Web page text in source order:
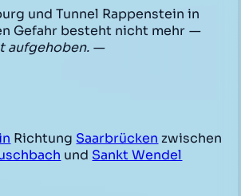
und Tunnel Rappenstein in
Gefahr besteht nicht mehr —
aufgehoben. —
Richtung Saarbrücken zwischen
und Sankt Wendel